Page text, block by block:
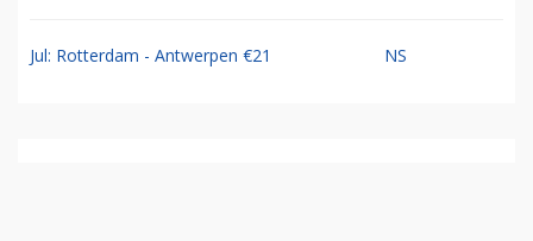
Jul: Rotterdam - Antwerpen €21 NS